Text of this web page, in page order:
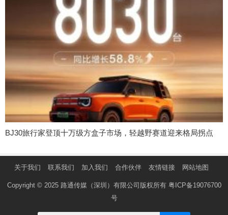
BJ30旅行家登顶十万级方盒子市场，轻越野赛道迎来格局拐点
关于我们 联系我们 加入我们 合作伙伴 友情链接 网站地图
Copyright © 2025 路通传媒（深圳）有限公司版权所有 粤ICP备19076700
号